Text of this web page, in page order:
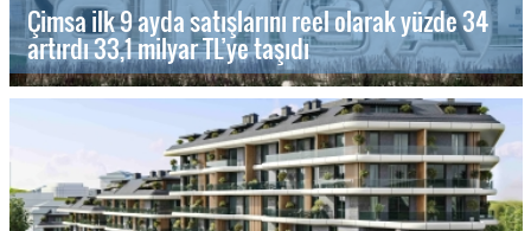
Çimsa ilk 9 ayda satışlarını reel olarak yüzde 34
artırdı 33,1 milyar TL’ye taşıdı